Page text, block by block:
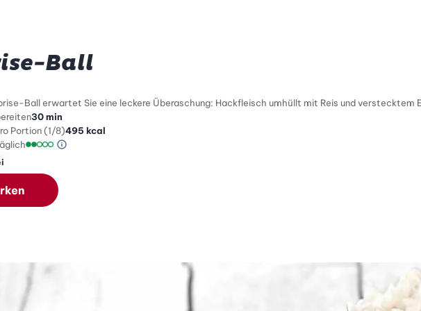
Ball
Ball erwartet Sie eine leckere Überaschung: Hackfleisch umhüllt mit Reis und verstecktem
30 min
Portion (1/8)495 kcal
Green Betty Skala Info